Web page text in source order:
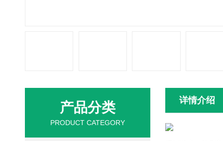
详情介绍
产品分类
PRODUCT CATEGORY